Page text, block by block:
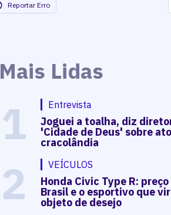
Reportar Erro
Mais Lidas
1 Entrevista
Joguei a toalha, diz
'Cidade de Deus' sobre
cracolândia
2 VEÍCULOS
Honda Civic Type R:
Brasil e o esportivo que
objeto de desejo